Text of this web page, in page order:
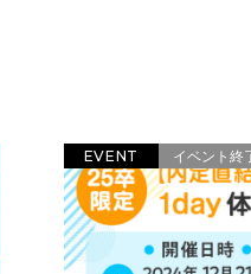
EVENT イベント終